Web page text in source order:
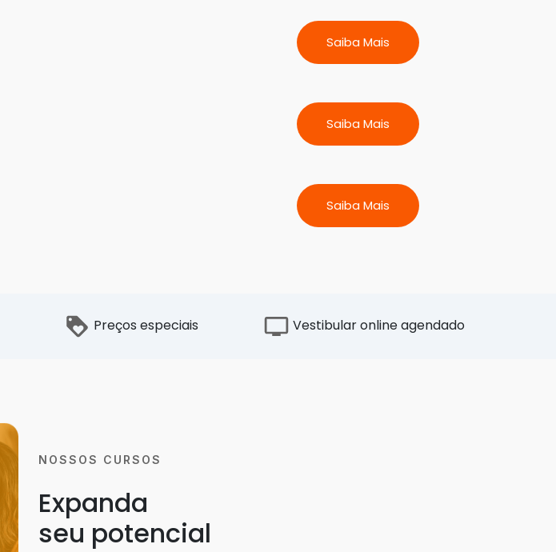
Saiba Mais
Saiba Mais
Saiba Mais
Preços especiais Vestibular online agendado
NOSSOS CURSOS
Expanda
seu potencial